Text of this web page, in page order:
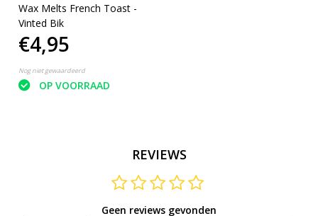
Wax Melts French Toast -
Vinted Bik
€4,95
Nog niet gewaardeerd
OP VOORRAAD
REVIEWS
Geen reviews gevonden